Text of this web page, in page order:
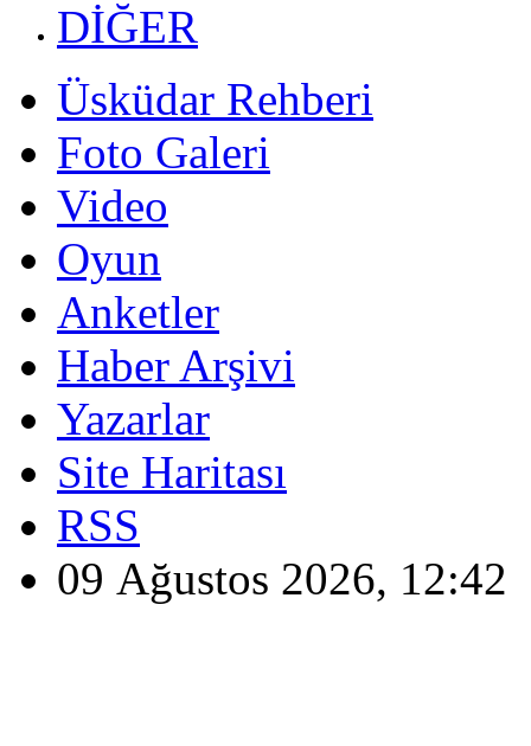
DİĞER
Üsküdar Rehberi
Foto Galeri
Video
Oyun
Anketler
Haber Arşivi
Yazarlar
Site Haritası
RSS
09 Ağustos 2026, 12:42